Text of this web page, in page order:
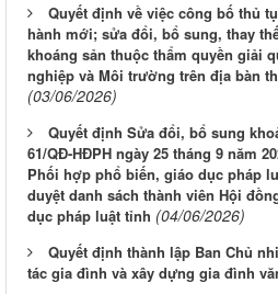
Quyết định về việc công bố thủ
hành mới; sửa đổi, bổ sung, thay
khoáng sản thuộc thẩm quyền giải
nghiệp và Môi trường trên địa bàn
(03/06/2026)
Quyết định Sửa đổi, bổ sung
61/QĐ-HĐPH ngày 25 tháng 9 năm
Phối hợp phổ biến, giáo dục pháp
duyệt danh sách thành viên Hội
dục pháp luật tỉnh (04/06/2026)
Quyết định thành lập Ban Chủ
tác gia đình và xây dựng gia đình